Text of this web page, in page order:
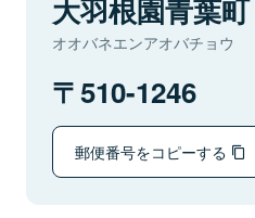
大羽根園青葉町
オオバネエンアオバチョウ
510-1246
郵便番号をコピーする